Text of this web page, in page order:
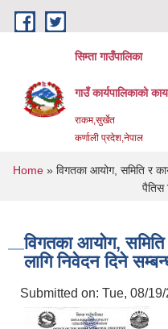
Skip to main content
सिम्ता गाउँपालिका
गाउँ कार्यपालिकाको
राकम,सुर्खेत
कर्णाली प्रदेश,नेपाल
You are here
Home » विगतका आयोग, समिति र
पैतिस
विगतका आयोग, समिति
लागि निवेदन दिने
Submitted on: Tue, 08/